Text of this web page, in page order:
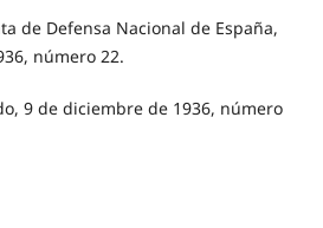
de Defensa Nacional de España,
número 22.
9 de diciembre de 1936, número